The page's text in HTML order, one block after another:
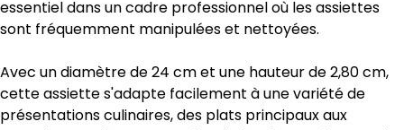
essentiel dans un cadre professionnel où les assiettes
sont fréquemment manipulées et nettoyées.
Avec un diamètre de 24 cm et une hauteur de 2,80 cm,
cette assiette s'adapte facilement à une variété de
présentations culinaires, des plats principaux aux